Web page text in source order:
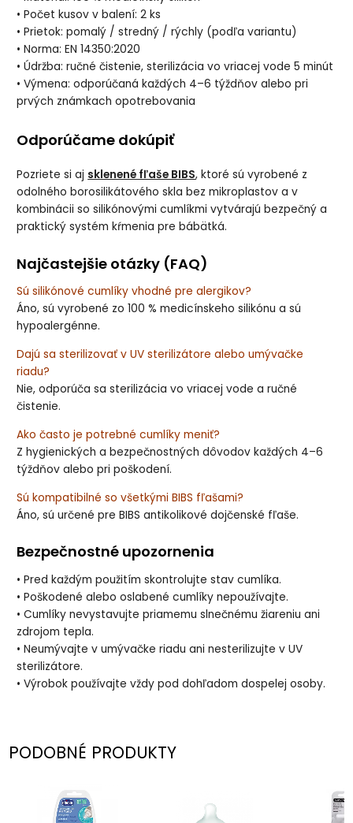
• Počet kusov v balení: 2 ks
• Prietok: pomalý / stredný / rýchly (podľa variantu)
• Norma: EN 14350:2020
• Údržba: ručné čistenie, sterilizácia vo vriacej vode 5 minút
• Výmena: odporúčaná každých 4–6 týždňov alebo pri
prvých známkach opotrebovania
Odporúčame dokúpiť
Pozriete si aj sklenené fľaše BIBS, ktoré sú vyrobené z
odolného borosilikátového skla bez mikroplastov a v
kombinácii so silikónovými cumlíkmi vytvárajú bezpečný a
praktický systém kŕmenia pre bábätká.
Najčastejšie otázky (FAQ)
Sú silikónové cumlíky vhodné pre alergikov?
Áno, sú vyrobené zo 100 % medicínskeho silikónu a sú
hypoalergénne.
Dajú sa sterilizovať v UV sterilizátore alebo umývačke
riadu?
Nie, odporúča sa sterilizácia vo vriacej vode a ručné
čistenie.
Ako často je potrebné cumlíky meniť?
Z hygienických a bezpečnostných dôvodov každých 4–6
týždňov alebo pri poškodení.
Sú kompatibilné so všetkými BIBS fľašami?
Áno, sú určené pre BIBS antikolikové dojčenské fľaše.
Bezpečnostné upozornenia
• Pred každým použitím skontrolujte stav cumlíka.
• Poškodené alebo oslabené cumlíky nepoužívajte.
• Cumlíky nevystavujte priamemu slnečnému žiareniu ani
zdrojom tepla.
• Neumývajte v umývačke riadu ani nesterilizujte v UV
sterilizátore.
• Výrobok používajte vždy pod dohľadom dospelej osoby.
PODOBNÉ PRODUKTY